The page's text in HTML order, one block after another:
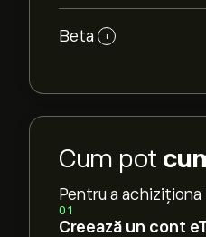
Beta i
Cum pot
Pentru a achiziționa
01
Creează un cont